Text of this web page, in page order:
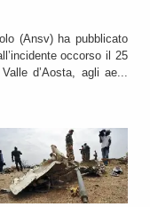
(Ansv) ha pubblicato
occorso il 25
d’Aosta, agli ae...